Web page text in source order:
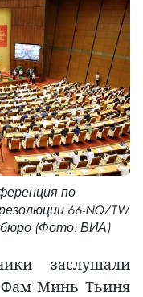
по
66-NQ/TW
(Фото: ВИА)
заслушали
Фам Минь Тьиня